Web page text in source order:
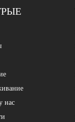
нас